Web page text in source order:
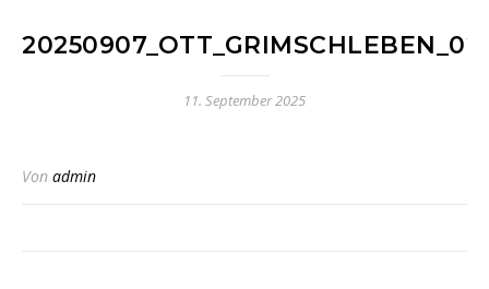
11. September 2025
Von admin